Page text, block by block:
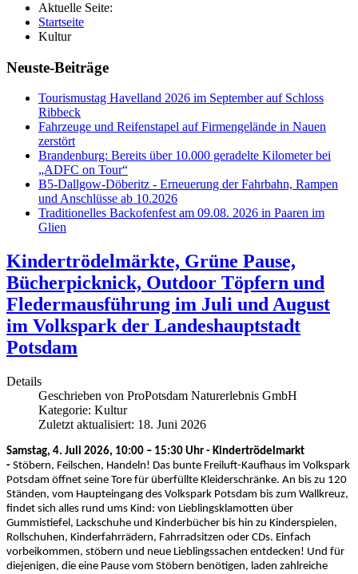
Aktuelle Seite:
Startseite
Kultur
Neuste-Beiträge
Tourismustag Havelland 2026 im September auf Schloss
Ribbeck
Fahrzeuge und Reifenstapel auf Firmengelände in Nauen
zerstört
Brandenburg: Bereits über 10.000 geradelte Kilometer bei
„ADFC on Tour“
B5-Dallgow-Döberitz - Erneuerung der Fahrbahn, Rampen
und Anschlüsse ab 10.2026
Traditionelles Backofenfest am 09.08. 2026 in Paaren im
Glien
Kindertrödelmärkte, Grüne Pause,
Bücherpicknick, Outdoor Töpfern und
Fledermausführung im Juli und August
im Volkspark der Landeshauptstadt
Potsdam
Details
Geschrieben von ProPotsdam Naturerlebnis GmbH
Kategorie: Kultur
Zuletzt aktualisiert: 18. Juni 2026
Samstag, 4. Juli 2026, 10:00 – 15:30 Uhr - Kindertrödelmarkt
- Stöbern, Feilschen, Handeln! Das bunte Freiluft-Kaufhaus im Volkspark
Potsdam öffnet seine Tore für überfüllte Kleiderschränke. An bis zu 120
Ständen, vom Haupteingang des Volkspark Potsdam bis zum Wallkreuz,
findet sich alles rund ums Kind: von Lieblingsklamotten über
Gummistiefel, Lackschuhe und Kinderbücher bis hin zu Kinderspielen,
Rollschuhen, Kinderfahrrädern, Fahrradsitzen oder CDs. Einfach
vorbeikommen, stöbern und neue Lieblingssachen entdecken! Und für
diejenigen, die eine Pause vom Stöbern benötigen, laden zahlreiche